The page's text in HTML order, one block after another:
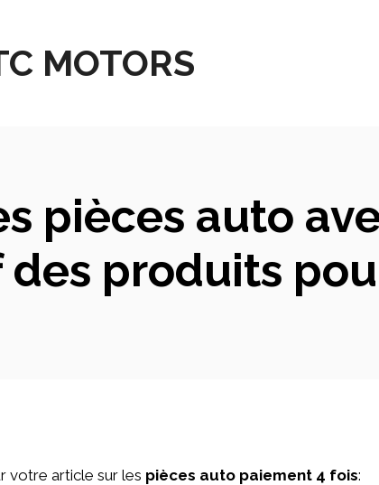
MOTORS
pièces auto
produits
votre article sur les pièces auto paiement 4 fois: